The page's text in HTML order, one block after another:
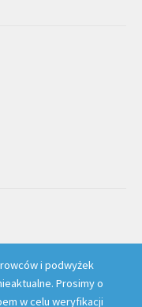
i podwyżek
Prosimy o
w celu weryfikacji